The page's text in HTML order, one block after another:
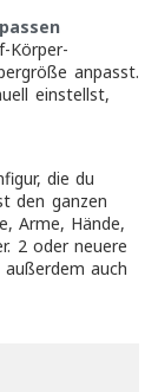
Körper-
anpasst.
einstellst,
die du
den ganzen
Arme, Hände,
2 oder neuere
auch